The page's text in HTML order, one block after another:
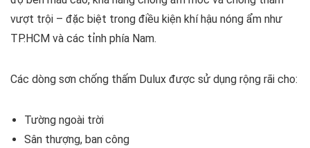
vượt trội – đặc biệt trong điều kiện khí hậu nóng ẩm như
TP.HCM và các tỉnh phía Nam.
Các dòng sơn chống thấm Dulux được sử dụng rộng rãi cho:
Tường ngoài trời
Sân thượng, ban công